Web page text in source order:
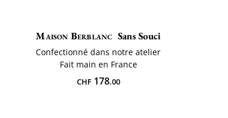
Maison Berblanc Sans Souci
Confectionné dans notre atelier
Fait main en France
CHF178.00